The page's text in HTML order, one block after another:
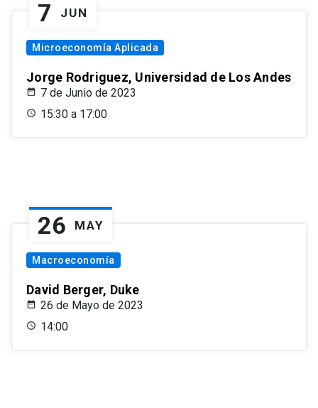
7 JUN
Microeconomía Aplicada
Jorge Rodriguez, Universidad de Los Andes
7 de Junio de 2023
15:30 a 17:00
26 MAY
Macroeconomía
David Berger, Duke
26 de Mayo de 2023
14:00